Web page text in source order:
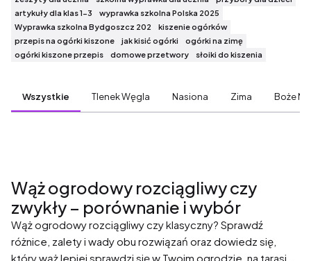
artykuły dla klas 1-3
wyprawka szkolna Polska 2025
Wyprawka szkolna Bydgoszcz 202
kiszenie ogórków
przepis na ogórki kiszone
jak kisić ogórki
ogórki na zimę
ogórki kiszone przepis
domowe przetwory słoiki do kiszenia
Wszystkie Tlenek Węgla Nasiona Zima Boże
Wąż ogrodowy rozciągliwy czy
zwykły – porównanie i wybór
Wąż ogrodowy rozciągliwy czy klasyczny? Sprawdź
różnice, zalety i wady obu rozwiązań oraz dowiedz się,
który wąż lepiej sprawdzi się w Twoim ogrodzie, na tarasie